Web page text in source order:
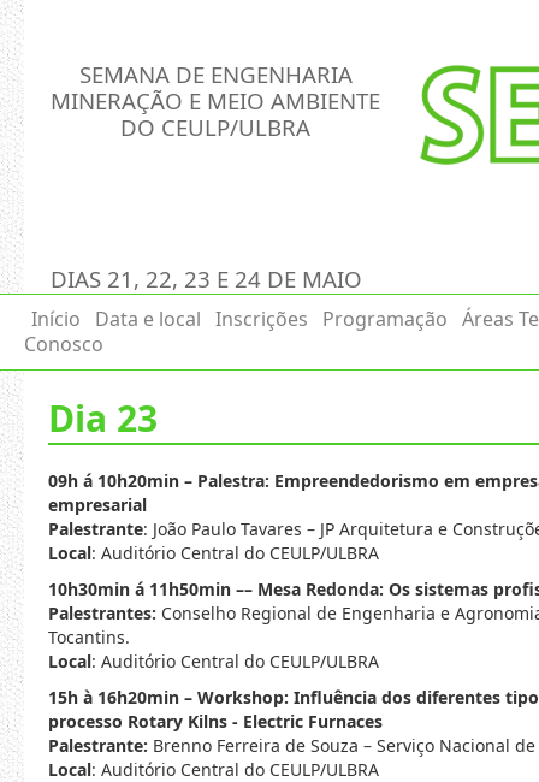
SEMANA DE ENGENHARIA
MINERAÇÃO E MEIO AMBIENTE
DO CEULP/ULBRA
DIAS 21, 22, 23 E 24 DE MAIO
Início Data e local Inscrições Programação Áreas
Conosco
Dia 23
09h á 10h20min – Palestra: Empreendedorismo em
empresarial
Palestrante: João Paulo Tavares – JP Arquitetura e
Local: Auditório Central do CEULP/ULBRA
10h30min á 11h50min –– Mesa Redonda: Os sistemas
Palestrantes: Conselho Regional de Engenharia e
Tocantins.
Local: Auditório Central do CEULP/ULBRA
15h à 16h20min – Workshop: Influência dos diferentes
processo Rotary Kilns - Electric Furnaces
Palestrante: Brenno Ferreira de Souza – Serviço Nacional
Local: Auditório Central do CEULP/ULBRA